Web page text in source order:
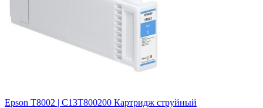
Epson T8002 | C13T800200 Картридж струйный